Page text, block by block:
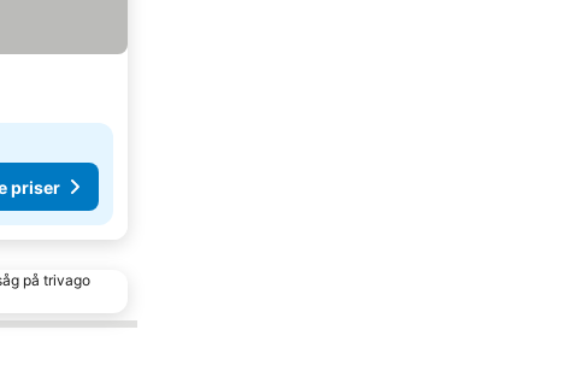
priser
på trivago